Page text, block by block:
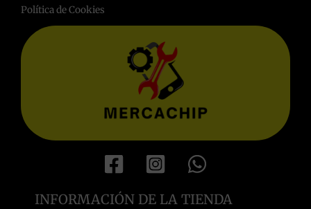
Política de Cookies
INFORMACIÓN DE LA TIENDA